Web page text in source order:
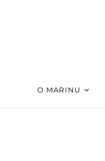
O MARINU